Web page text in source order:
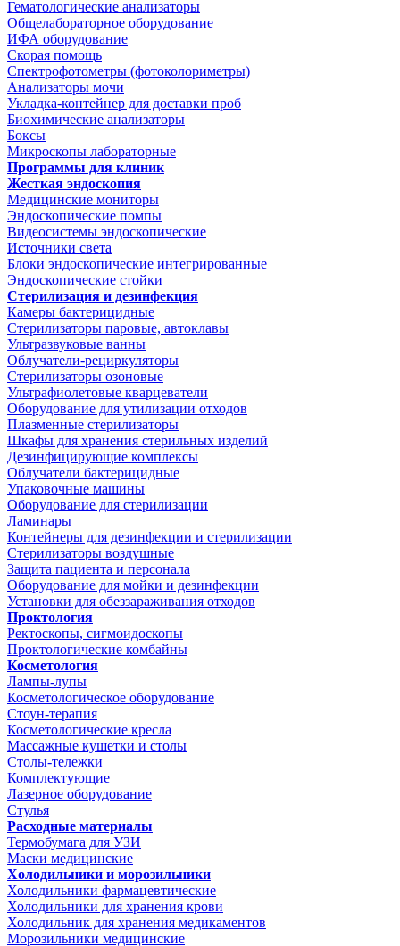
Гематологические анализаторы
Общелабораторное оборудование
ИФА оборудование
Скорая помощь
Спектрофотометры (фотоколориметры)
Анализаторы мочи
Укладка-контейнер для доставки проб
Биохимические анализаторы
Боксы
Микроскопы лабораторные
Программы для клиник
Жесткая эндоскопия
Медицинские мониторы
Эндоскопические помпы
Видеосистемы эндоскопические
Источники света
Блоки эндоскопические интегрированные
Эндоскопические стойки
Стерилизация и дезинфекция
Камеры бактерицидные
Стерилизаторы паровые, автоклавы
Ультразвуковые ванны
Облучатели-рециркуляторы
Стерилизаторы озоновые
Ультрафиолетовые кварцеватели
Оборудование для утилизации отходов
Плазменные стерилизаторы
Шкафы для хранения стерильных изделий
Дезинфицирующие комплексы
Облучатели бактерицидные
Упаковочные машины
Оборудование для стерилизации
Ламинары
Контейнеры для дезинфекции и стерилизации
Стерилизаторы воздушные
Защита пациента и персонала
Оборудование для мойки и дезинфекции
Установки для обеззараживания отходов
Проктология
Ректоскопы, сигмоидоскопы
Проктологические комбайны
Косметология
Лампы-лупы
Косметологическое оборудование
Стоун-терапия
Косметологические кресла
Массажные кушетки и столы
Столы-тележки
Комплектующие
Лазерное оборудование
Стулья
Расходные материалы
Термобумага для УЗИ
Маски медицинские
Холодильники и морозильники
Холодильники фармацевтические
Холодильники для хранения крови
Холодильник для хранения медикаментов
Морозильники медицинские